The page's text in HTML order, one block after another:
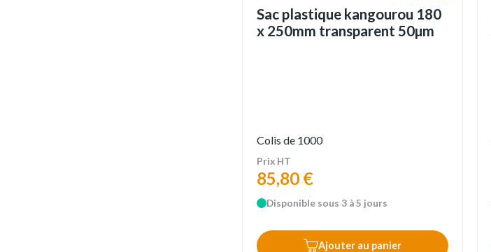
Sac plastique kangourou 180
x 250mm transparent 50µm
Colis de 1000
Prix HT
85,80 €
Disponible sous 3 à 5 jours
Ajouter au panier